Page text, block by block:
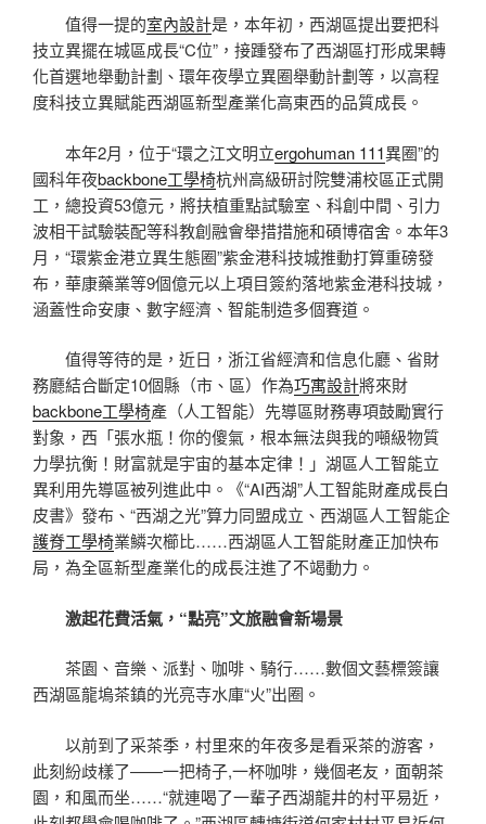
值得一提的室內設計是，本年初，西湖區提出要把科
技立異擺在城區成長“C位”，接踵發布了西湖區打形成果轉
化首選地舉動計劃、環年夜學立異圈舉動計劃等，以高程
度科技立異賦能西湖區新型產業化高東西的品質成長。
本年2月，位于“環之江文明立ergohuman 111異圈”的
國科年夜backbone工學椅杭州高級研討院雙浦校區正式開
工，總投資53億元，將扶植重點試驗室、科創中間、引力
波相干試驗裝配等科教創融會舉措措施和碩博宿舍。本年3
月，“環紫金港立異生態圈”紫金港科技城推動打算重磅發
布，華康藥業等9個億元以上項目簽約落地紫金港科技城，
涵蓋性命安康、數字經濟、智能制造多個賽道。
值得等待的是，近日，浙江省經濟和信息化廳、省財
務廳結合斷定10個縣（市、區）作為巧寓設計將來財
backbone工學椅產（人工智能）先導區財務專項鼓勵實行
對象，西「張水瓶！你的傻氣，根本無法與我的噸級物質
力學抗衡！財富就是宇宙的基本定律！」湖區人工智能立
異利用先導區被列進此中。《“AI西湖”人工智能財產成長白
皮書》發布、“西湖之光”算力同盟成立、西湖區人工智能企
護脊工學椅業鱗次櫛比……西湖區人工智能財產正加快布
局，為全區新型產業化的成長注進了不竭動力。
激起花費活氣，“點亮”文旅融會新場景
茶園、音樂、派對、咖啡、騎行……數個文藝標簽讓
西湖區龍塢茶鎮的光亮寺水庫“火”出圈。
以前到了采茶季，村里來的年夜多是看采茶的游客，
此刻紛歧樣了——一把椅子,一杯咖啡，幾個老友，面朝茶
園，和風而坐……“就連喝了一輩子西湖龍井的村平易近，